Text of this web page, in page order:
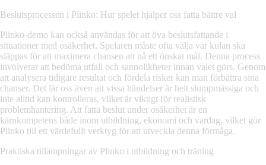
Beslutsprocessen i Plinko: Hur spelet hjälper oss fatta bättre val
Plinko-demo kan också användas för att öva beslutsfattande i
situationer med osäkerhet. Spelaren måste ofta välja var kulan ska
släppas för att maximera chansen att nå ett önskat mål. Denna process
involverar att bedöma utfall och sannolikheter innan valet görs. Genom
att analysera tidigare resultat och fördela risker kan man förbättra sina
chanser. Det lär oss även att vissa händelser är helt slumpmässiga och
inte alltid kan kontrolleras, vilket är viktigt för realistisk
problemhantering. Att fatta beslut under osäkerhet är en
kärnkompetens både inom utbildning, ekonomi och vardag, vilket gör
Plinko till ett värdefullt verktyg för att utveckla denna förmåga.
Praktiska tillämpningar av Plinko i utbildning och träning